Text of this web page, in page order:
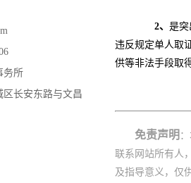
务所
长安东路与文昌
2、 是
违反规定单人取
供等非法手段取
免责声明
联系网站所有人
及指导意义，仅